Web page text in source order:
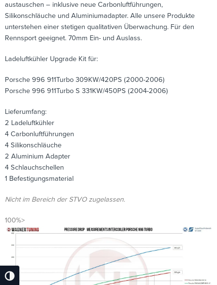
Umschalten Auf Hohe Kontraste
austauschen – inklusive neue Carbonluftführungen,
Silikonschläuche und Aluminiumadapter. Alle unsere Produkte
unterstehen einer stetigen qualitativen Überwachung. Für den
Rennsport geeignet. 70mm Ein- und Auslass.
Ladeluftkühler Upgrade Kit für:
Porsche 996 911Turbo 309KW/420PS (2000-2006)
Porsche 996 911Turbo S 331KW/450PS (2004-2006)
Lieferumfang:
2 Ladeluftkühler
4 Carbonluftführungen
4 Silikonschläuche
2 Aluminium Adapter
4 Schlauchschellen
1 Befestigungsmaterial
Nicht im Bereich der STVO zugelassen.
100%>